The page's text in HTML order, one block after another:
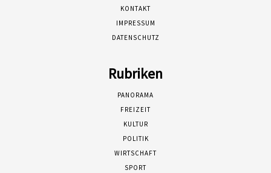
KONTAKT
IMPRESSUM
DATENSCHUTZ
Rubriken
PANORAMA
FREIZEIT
KULTUR
POLITIK
WIRTSCHAFT
SPORT